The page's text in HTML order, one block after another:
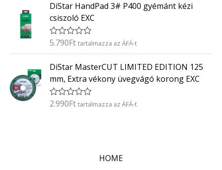
/
5
é
e
l
s
:
/
5
DiStar HandPad 3# P400 gyémánt kézi
csiszoló EXC
É
é
e
l
é
s
5.790Ft tartalmazza az ÁFÁ-t
DiStar MasterCUT LIMITED EDITION 125
mm, Extra vékony üvegvágó korong EXC
É
2.990Ft tartalmazza az ÁFÁ-t
HOME